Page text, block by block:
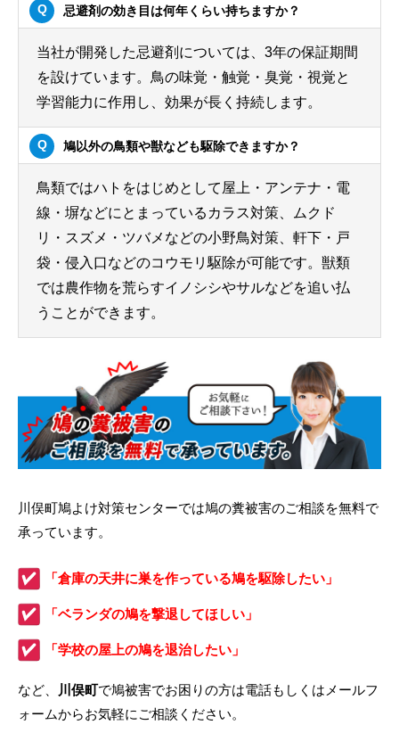
忌避剤の効き目は何年くらい持ちますか？
当社が開発した忌避剤については、3年の保証期間
を設けています。鳥の味覚・触覚・臭覚・視覚と
学習能力に作用し、効果が長く持続します。
鳩以外の鳥類や獣なども駆除できますか？
鳥類ではハトをはじめとして屋上・アンテナ・電
線・塀などにとまっているカラス対策、ムクド
リ・スズメ・ツバメなどの小野鳥対策、軒下・戸
袋・侵入口などのコウモリ駆除が可能です。獣類
では農作物を荒らすイノシシやサルなどを追い払
うことができます。
川俣町鳩よけ対策センターでは鳩の糞被害のご相談を無料で
承っています。
「倉庫の天井に巣を作っている鳩を駆除したい」
「ベランダの鳩を撃退してほしい」
「学校の屋上の鳩を退治したい」
など、 川俣町で鳩被害でお困りの方は電話もしくはメールフ
ォームからお気軽にご相談ください。